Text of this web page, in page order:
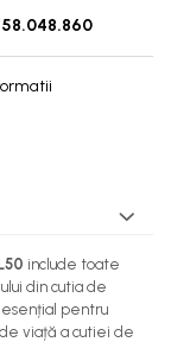
include toate
din cutia de
pentru
viață a cutiei de